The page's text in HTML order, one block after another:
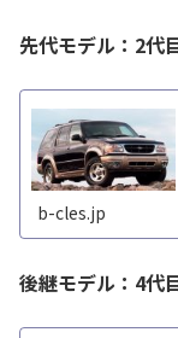
先代モデル：2代
b-cles.jp
後継モデル：4代